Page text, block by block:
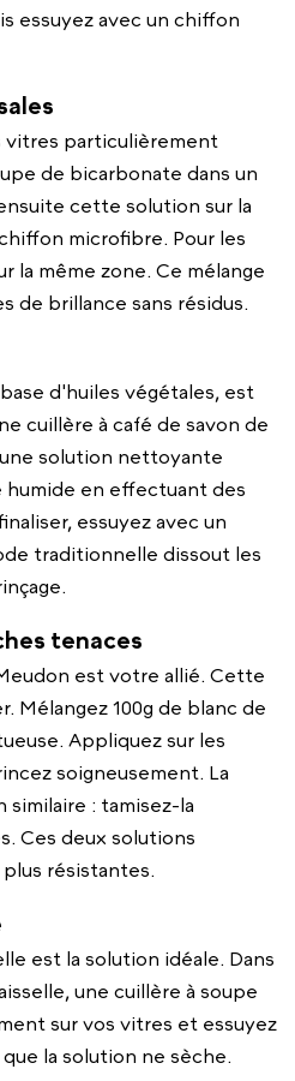
essuyez avec un chiffon
vitres particulièrement
de bicarbonate dans un
cette solution sur la
microfibre. Pour les
la même zone. Ce mélange
de brillance sans résidus.
d'huiles végétales, est
cuillère à café de savon de
solution nettoyante
humide en effectuant des
essuyez avec un
traditionnelle dissout les
tenaces
est votre allié. Cette
Mélangez 100g de blanc de
Appliquez sur les
soigneusement. La
: tamisez-la
Ces deux solutions
résistantes.
est la solution idéale. Dans
une cuillère à soupe
sur vos vitres et essuyez
la solution ne sèche.